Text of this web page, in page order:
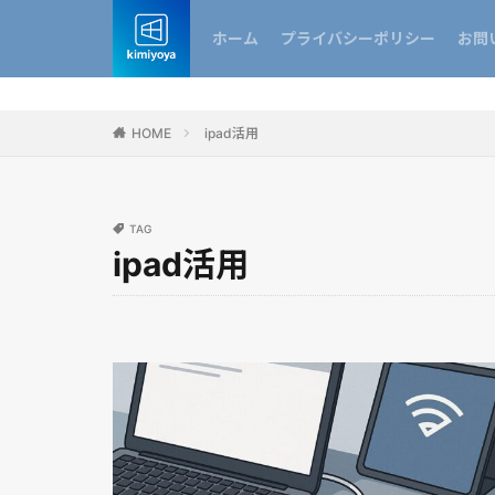
ホーム プライバシーポリシー お問
HOME ipad活用
TAG
ipad活用